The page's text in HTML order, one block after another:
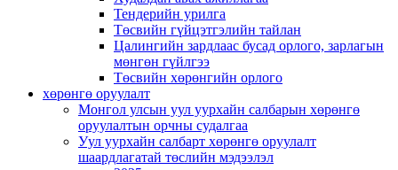
Тендерийн урилга
Төсвийн гүйцэтгэлийн тайлан
Цалингийн зардлаас бусад орлого, зарлагын
мөнгөн гүйлгээ
Төсвийн хөрөнгийн орлого
хөрөнгө оруулалт
Монгол улсын уул уурхайн салбарын хөрөнгө
оруулалтын орчны судалгаа
Уул уурхайн салбарт хөрөнгө оруулалт
шаардлагатай төслийн мэдээлэл